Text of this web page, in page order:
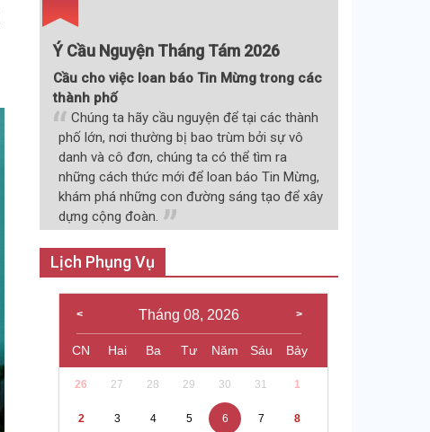
Ý Cầu Nguyện Tháng Tám 2026
Cầu cho việc loan báo Tin Mừng trong các
thành phố
Chúng ta hãy cầu nguyện để tại các thành
phố lớn, nơi thường bị bao trùm bởi sự vô
danh và cô đơn, chúng ta có thể tìm ra
những cách thức mới để loan báo Tin Mừng,
khám phá những con đường sáng tạo để xây
dựng cộng đoàn.
Lịch Phụng Vụ
Tháng 08, 2026
CN Hai Ba Tư Năm Sáu Bảy
26 27 28 29 30 31 1
2 3 4 5 6 7 8